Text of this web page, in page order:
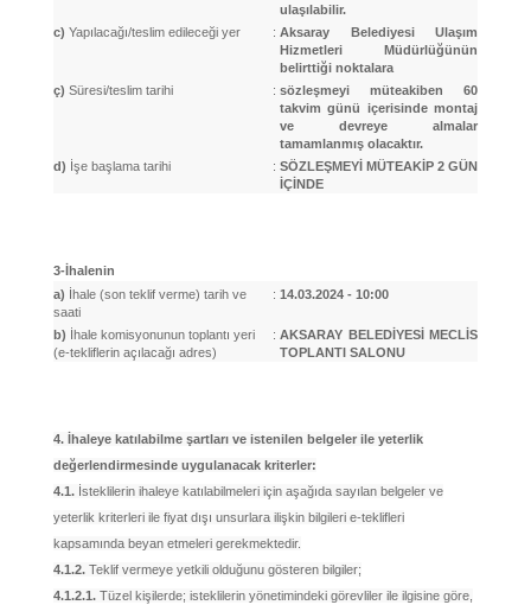
ulaşılabilir.
c) Yapılacağı/teslim edileceği yer : Aksaray Belediyesi Ulaşım
Hizmetleri Müdürlüğünün
belirttiği noktalara
ç) Süresi/teslim tarihi : sözleşmeyi müteakiben 60
takvim günü içerisinde montaj
ve devreye almalar
tamamlanmış olacaktır.
d) İşe başlama tarihi : SÖZLEŞMEYİ MÜTEAKİP 2 GÜN
İÇİNDE
3-İhalenin
a) İhale (son teklif verme) tarih ve
saati
: 14.03.2024 - 10:00
b) İhale komisyonunun toplantı yeri
(e-tekliflerin açılacağı adres)
: AKSARAY BELEDİYESİ MECLİS
TOPLANTI SALONU
4. İhaleye katılabilme şartları ve istenilen belgeler ile yeterlik
değerlendirmesinde uygulanacak kriterler:
4.1. İsteklilerin ihaleye katılabilmeleri için aşağıda sayılan belgeler ve
yeterlik kriterleri ile fiyat dışı unsurlara ilişkin bilgileri e-teklifleri
kapsamında beyan etmeleri gerekmektedir.
4.1.2. Teklif vermeye yetkili olduğunu gösteren bilgiler;
4.1.2.1. Tüzel kişilerde; isteklilerin yönetimindeki görevliler ile ilgisine göre,